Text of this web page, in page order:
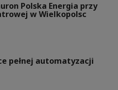
Polska Energia przy
w Wielkopolsc
pełnej automatyzacji